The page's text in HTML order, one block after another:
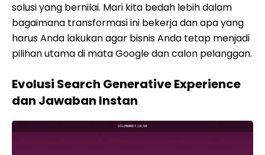
solusi yang bernilai. Mari kita bedah lebih dalam
bagaimana transformasi ini bekerja dan apa yang
harus Anda lakukan agar bisnis Anda tetap menjadi
pilihan utama di mata Google dan calon pelanggan.
Evolusi Search Generative Experience
dan Jawaban Instan